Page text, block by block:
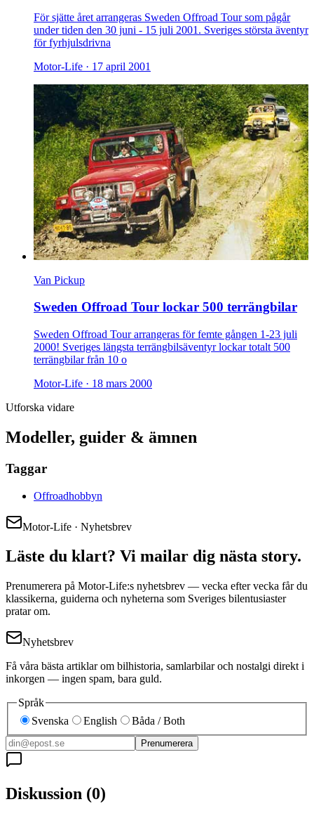
För sjätte året arrangeras Sweden Offroad Tour som pågår
under tiden den 30 juni - 15 juli 2001. Sveriges största äventyr
för fyrhjulsdrivna
Motor-Life · 17 april 2001
Van Pickup
Sweden Offroad Tour lockar 500 terrängbilar
Sweden Offroad Tour arrangeras för femte gången 1-23 juli
2000! Sveriges längsta terrängbilsäventyr lockar totalt 500
terrängbilar från 10 o
Motor-Life · 18 mars 2000
Utforska vidare
Modeller, guider & ämnen
Taggar
Offroadhobbyn
Motor-Life · Nyhetsbrev
Läste du klart? Vi mailar dig nästa story.
Prenumerera på Motor-Life:s nyhetsbrev — vecka efter vecka får du
klassikerna, guiderna och nyheterna som Sveriges bilentusiaster
pratar om.
Nyhetsbrev
Få våra bästa artiklar om bilhistoria, samlarbilar och nostalgi direkt i
inkorgen — ingen spam, bara guld.
Språk
Svenska
English Båda / Both
Prenumerera
Diskussion (0)